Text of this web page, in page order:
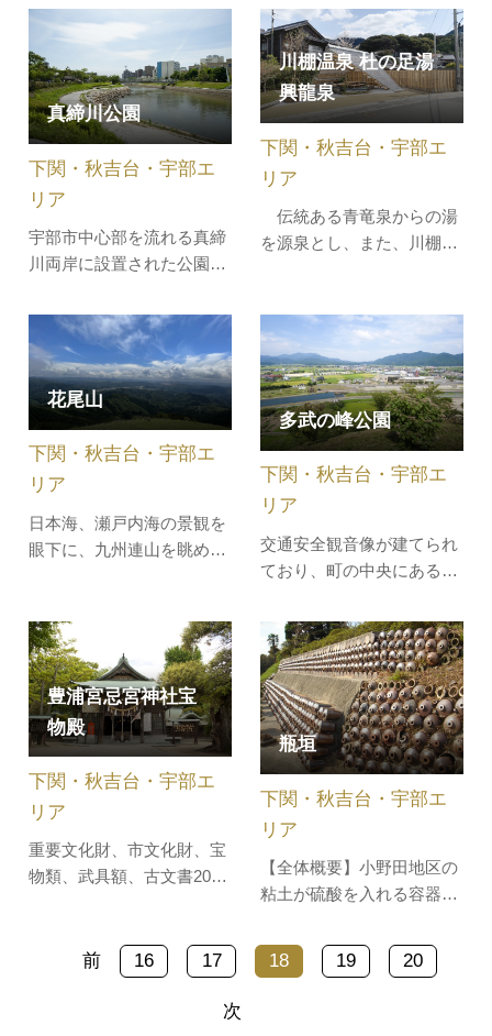
頂からの眺めを楽しむこと
ができる絶景スポットで
す。瀬戸内海の島々と、自
然の美しい山並みが織りな
す雄大な眺めは、まさに天
下の景勝地として親しまれ
ています。頂上には四季を
通じて花樹…
にサーカス団のような身軽
な動きをみせてくれるシロ
テテナガザル。水が苦手な
ので、島の周りに造られた
お堀によりこちらへは出て
これません。檻を取り払
い、彼らの自由で伸び伸び
真締川公園
宇部市中心部を流れる真締
川両岸に設置された公園。
ースがあり、「緑と花と彫
刻のまち 宇部」を象徴す
るように、桜やツツジ、ム
クゲ等四季折々の花木、野
外彫刻展に出展された彫刻
が配置され、ウォーキング
をお楽しみいただけます。
下関・秋吉台・宇部エ
リア
川棚温泉 杜の足湯
興龍泉
伝統ある青竜泉からの湯
を源泉とし、また、川棚温
「杜の足湯 興龍泉（こうり
ゅうせん）」とした足湯・
手湯。2025年3月にオープ
ンしました。 興龍は「交
流」や「興隆」を意味して
おり、川棚の地で人々の交
流や文化の…
下関・秋吉台・宇部エ
リア
花尾山
日本海、瀬戸内海の景観を
眼下に、九州連山を眺める
下関・秋吉台・宇部エ
リア
多武の峰公園
交通安全観音像が建てられ
ており、町の中央にある丘
菊川盆地が一望できます。
その昔多武氏の居城があっ
たと伝えられています。春
は桜の名所として多くの人
で賑わいます。
下関・秋吉台・宇部エ
リア
豊浦宮忌宮神社宝
物殿
重要文化財、市文化財、宝
物類、武具額、古文書200
下関・秋吉台・宇部エ
リア
瓶垣
【全体概要】小野田地区の
粘土が硫酸を入れる容器に
量に硫酸瓶が作られ製陶業
が栄えました。その硫酸瓶
下関・秋吉台・宇部エ
リア
前 16 17 18 19 20
次